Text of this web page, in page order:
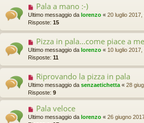
Pala a mano :-)
Ultimo messaggio da lorenzo « 20 luglio 2017,
Risposte: 15
Pizza in pala...come piace a
Ultimo messaggio da lorenzo « 10 luglio 2017,
Risposte: 11
Riprovando la pizza in pala
Ultimo messaggio da senzaetichetta « 28
Risposte: 9
Pala veloce
Ultimo messaggio da lorenzo « 26 giugno